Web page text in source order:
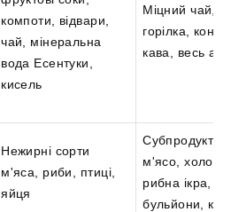
компоти, відвари,
чай, мінеральна
вода Есентуки,
кисель
Міцний чай,
горілка,
кава, весь
Нежирні сорти
м'яса, риби, птиці,
яйця
Субпродукти,
м'ясо,
рибна ікра,
бульйони,